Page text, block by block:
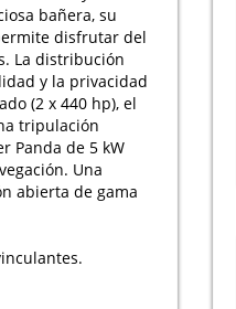
bañera, su
disfrutar del
La distribución
y la privacidad
(2 x 440 hp), el
tripulación
Panda de 5 kW
Una
abierta de gama